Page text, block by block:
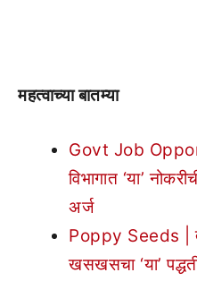
महत्वाच्या बातम्या
Govt Job
विभागात ‘या’
अर्ज
Poppy Seeds |
खसखसचा ‘या’